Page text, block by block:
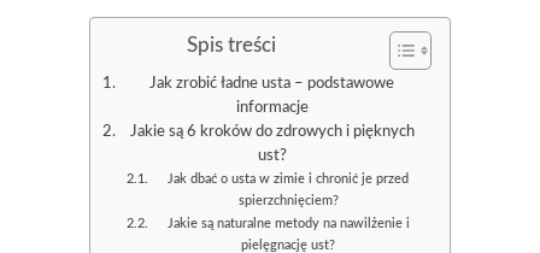
Spis treści
Jak zrobić ładne usta – podstawowe
informacje
Jakie są 6 kroków do zdrowych i pięknych
ust?
Jak dbać o usta w zimie i chronić je przed
spierzchnięciem?
Jakie są naturalne metody na nawilżenie i
pielęgnację ust?